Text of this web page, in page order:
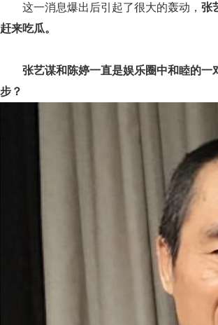
这一消息爆出后引起了很大的轰动， 张
赶来吃瓜。
张艺谋和陈婷一直是娱乐圈中和睦的
步？